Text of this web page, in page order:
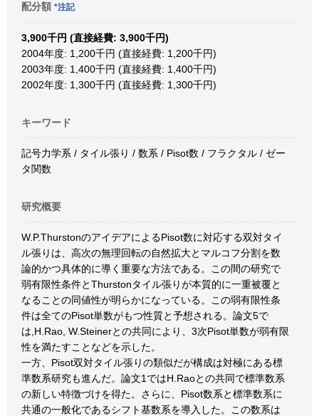
配分額 *注記
3,900千円 (直接経費: 3,900千円)
2004年度: 1,200千円 (直接経費: 1,200千円)
2003年度: 1,400千円 (直接経費: 1,400千円)
2002年度: 1,300千円 (直接経費: 1,300千円)
キーワード
記号力学系 / タイル張り / 数系 / Pisot数 / フラクタル / ゼー
タ関数
研究概要
W.P.ThurstonのアイデアによるPisot数に対応する双対タイ
ル張りは、高次の無理回転の自然拡大とマルコフ分割を数
論的かつ具体的に導く重要な方法である。この間の研究で
弱有限性条件とThurstonタイル張りが本質的に一重被覆と
なることの同値性が明らかになっている。この弱有限性条
件は全てのPisot単数がもつ性質と予想される。論文5で
は,H.Rao, W.Steinerとの共同により、3次Pisot単数が弱有限
性を満たすことなどを示した。
一方、Pisot双対タイル張りの類似だが構成は対極にある標
準数系研究も進んだ。論文1ではH.Raoとの共同で標準数系
の新しい特徴づけを得た。さらに、Pisot数系と標準数系に
共通の一般化であるシフト基数系を導入した。この数系は